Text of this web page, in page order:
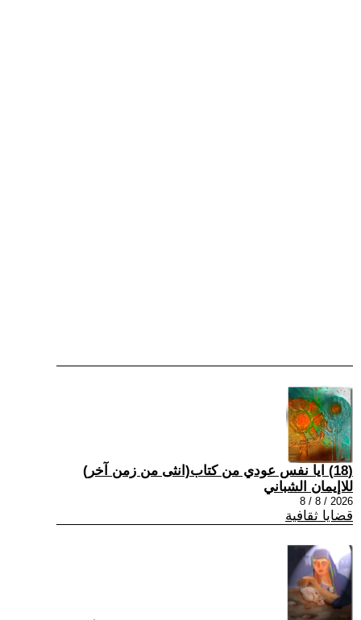
(18) ايا نفس عودي من كتاب(انثى من زمن آخر)
للاإيمان الشباني
2026 / 8 / 8
قضايا ثقافية